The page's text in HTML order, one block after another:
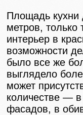
Площадь кухни
метров, только
интерьер в
возможности
было все же
выглядело
может
количестве —
фасадов, в